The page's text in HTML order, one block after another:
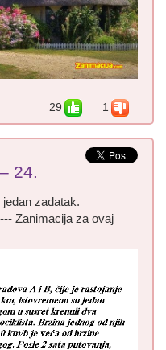
29
1
24.
zadatak.
Zanimacija za ovaj